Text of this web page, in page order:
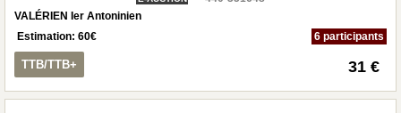
VALÉRIEN Ier Antoninien
Estimation: 60€ 6 participants
TTB/TTB+ 31 €